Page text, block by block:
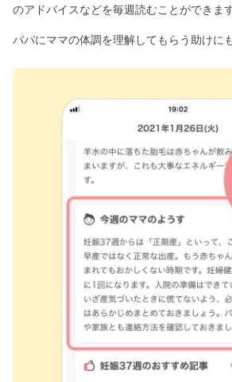
のアドバイスなどを毎週読むことができます
パパにママの体調を理解してもらう助けに